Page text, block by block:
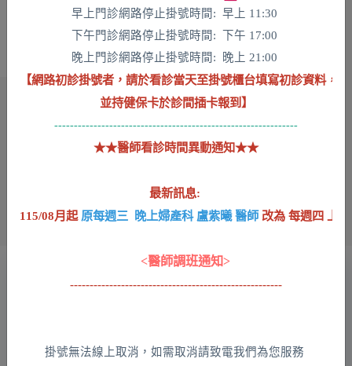
早上門診網路停止掛號時間:  早上 11:30
下午門診網路停止掛號時間:  下午 17:00
【網路初診掛號者，請於看診當天至掛號櫃台填寫初診資料，
並持健保卡於診間插卡報到】
★★醫師看診時間異動通知★★
最新訊息:
115/08月起 原每週三  晚上婦產科 盧紫曦 醫師 改為 每週四 上
------------------------------------------------------
掛號無法線上取消，如需取消請致電我們為您服務